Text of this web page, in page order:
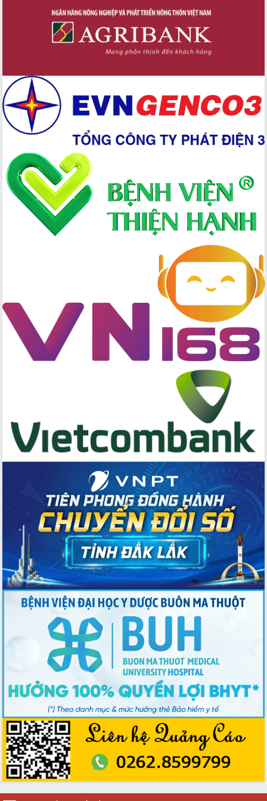
với Tập đoàn Bưu chính Viễn thông
Thứ trưởng Bộ Y tế làm việc với tỉnh
Đắk Lắk về phát triển nhân lực y tế
Du lịch Đắk Lắk nâng tầm trải nghiệm
du khách thông qua Hệ thống cơ sở dữ
liệu và Bản đồ số
Tập huấn ứng dụng trí tuệ nhân tạo (AI)
trong thương mại điện tử năm 2026
Đoàn đại biểu Quốc hội tỉnh Đắk Lắk
trao đổi thông tin trước Kỳ họp thứ
nhất, Quốc hội khóa XVI
Quyết liệt cải cách hành chính, khơi
thông nguồn lực phát triển
Nâng cao hiệu lực, hiệu quả HĐND
tỉnh thông qua hiện đại hóa hành chính
Xã Ea Phê gắn cải cách hành chính với
Xây dựng nền hành chính số đồng
hành cùng nông dân dân, doanh nghiệp
Giai đoạn 2026-2030, Đắk Lắk phấn
đấu có 77% xã đạt chuẩn nông thôn
đai
Ứng dụng sinh trắc học - Bước tiến
trong hành trình chuyển đổi số tại Đắk
Lắk
Đắk Lắk nâng cao hiệu quả công tác
Đảng từ Sổ tay đảng viên điện tử
Đắk Lắk đẩy mạnh nuôi biển công
nghệ, hướng tới phát triển thủy sản
bền vững
Tập huấn nâng cao năng lực triển khai
chuyển đổi số cho cán bộ, công chức
cấp xã
Đắk Lắk phát động hưởng ứng Ngày
Quyền của người tiêu dùng Việt Nam
2026
Đẩy mạnh cải cách hành chính, quyết
tâm đạt được mục tiêu tăng trưởng
hai con số trong năm 2026
Tổ chức trang trọng Lễ hội Đền thờ
Lương Văn Chánh năm 2026
Phó Bí thư Tỉnh ủy Đắk Lắk Đỗ Hữu
Huy giữ chức Bí thư Đảng ủy Ủy Ban
Nhân dân tỉnh
Bệnh án điện tử thúc đẩy chuyển đổi
số y tế tại Đắk Lắk
Chuyển đổi số thư viện: Mở rộng
không gian tri thức trong thời đại số
Đánh giá, rút kinh nghiệm công tác tổ
chức diễn tập trước ngày bầu cử